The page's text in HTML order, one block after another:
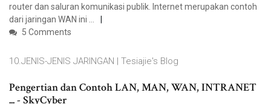
router dan saluran komunikasi publik. Internet merupakan contoh
dari jaringan WAN ini …
5 Comments
10.JENIS-JENIS JARINGAN | Tesiajie's Blog
Pengertian dan Contoh LAN, MAN, WAN, INTRANET
... - SkyCyber